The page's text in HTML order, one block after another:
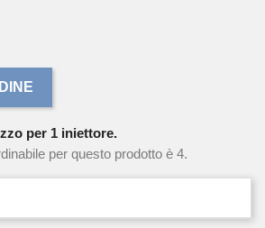
per 1 iniettore.
per questo prodotto è 4.